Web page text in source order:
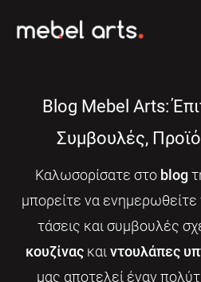
Blog Mebel Arts:
Συμβουλές,
Καλωσορίσατε στο blog
μπορείτε να ενημερωθείτε
τάσεις και συμβουλές
κουζίναςκαι ντουλάπες
μας αποτελεί έναν